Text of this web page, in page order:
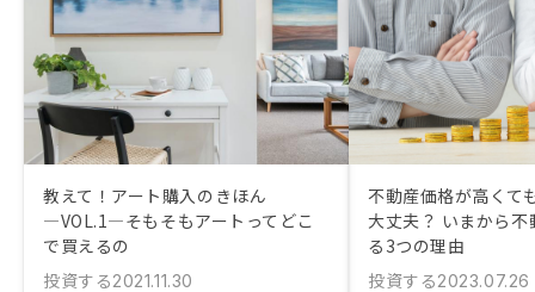
教えて！アート購入のきほん
―VOL.1―そもそもアートってどこ
で買えるの
投資する2021.11.30
不動産価格が高くて
大丈夫？ いまから
る3つの理由
投資する2023.07.26